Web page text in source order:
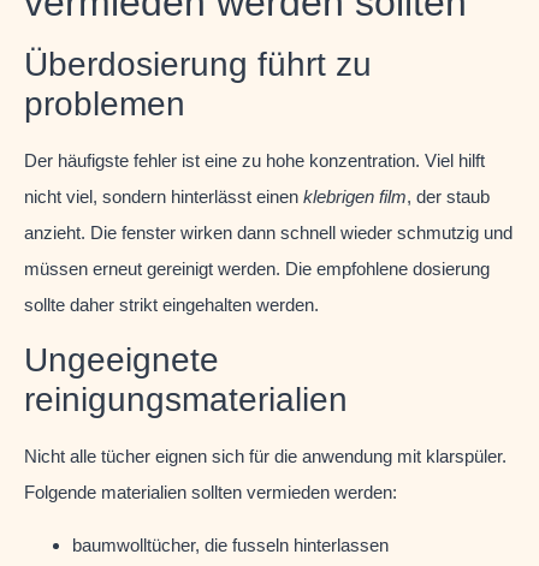
Überdosierung führt zu
problemen
Der häufigste fehler ist eine zu hohe konzentration. Viel hilft
nicht viel, sondern hinterlässt einen klebrigen film, der staub
anzieht. Die fenster wirken dann schnell wieder schmutzig und
müssen erneut gereinigt werden. Die empfohlene dosierung
sollte daher strikt eingehalten werden.
Ungeeignete
reinigungsmaterialien
Nicht alle tücher eignen sich für die anwendung mit klarspüler.
Folgende materialien sollten vermieden werden:
baumwolltücher, die fusseln hinterlassen